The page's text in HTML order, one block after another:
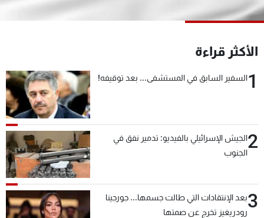
الأكثر قراءة
1السفير السابق في المستشفى... بعد توقيفه!
2الجيش الإسرائيلي بالفيديو: تدمير نفق في
الجنوب
3بعد الإنتقادات التي طالت جسمها... جورجينا
رودريغيز تخرج عن صمتها
البرامج
جدول البرامج
شاهد البرامج
الترددات
شروط الإسـتخدام
سياسة الخصوصية